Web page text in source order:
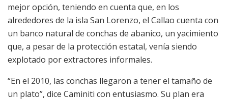
mejor opción, teniendo en cuenta que, en los
alrededores de la isla San Lorenzo, el Callao cuenta con
un banco natural de conchas de abanico, un yacimiento
que, a pesar de la protección estatal, venía siendo
explotado por extractores informales.
“En el 2010, las conchas llegaron a tener el tamaño de
un plato”, dice Caminiti con entusiasmo. Su plan era